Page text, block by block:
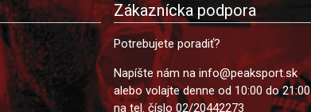
Zákaznícka podpora
Potrebujete poradiť?
Napíšte nám na info@peaksport.sk
alebo volajte denne od 10:00 do 21:00
na tel. číslo 02/20442273